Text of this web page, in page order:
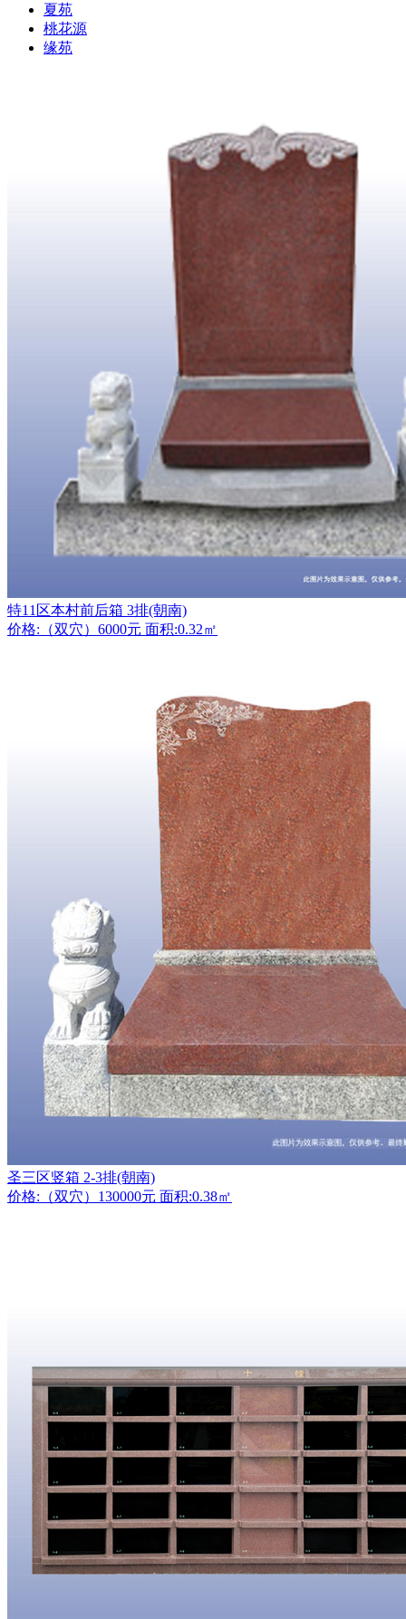
夏苑
桃花源
缘苑
特11区本村前后箱 3排(朝南)
价格:（双穴）6000元 面积:0.32㎡
圣三区竖箱 2-3排(朝南)
价格:（双穴）130000元 面积:0.38㎡